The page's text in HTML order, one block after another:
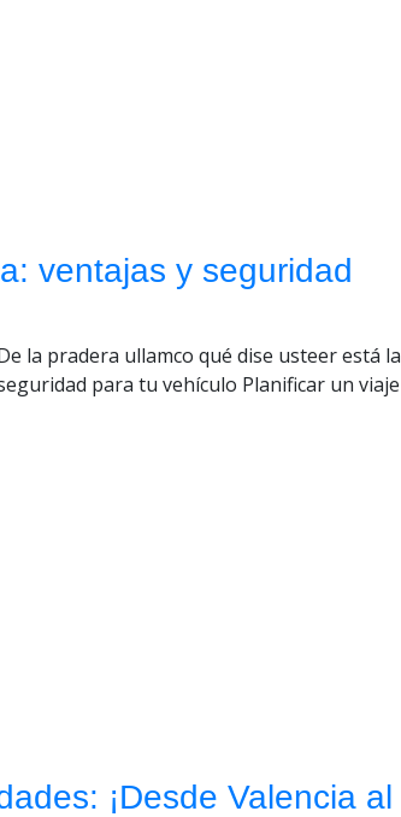
ventajas y seguridad
la pradera ullamco qué dise usteer está la
para tu vehículo Planificar un viaje
¡Desde Valencia al